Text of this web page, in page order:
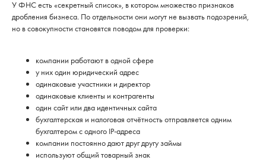
У ФНС есть «секретный список», в котором множество признаков
дробления бизнеса. По отдельности они могут не вызвать подозрений,
но в совокупности становятся поводом для проверки:
компании работают в одной сфере
у них один юридический адрес
одинаковые участники и директор
одинаковые клиенты и контрагенты
один сайт или два идентичных сайта
бухгалтерская и налоговая отчётность отправляется одним
бухгалтером с одного IP-адреса
компании постоянно дают друг другу займы
используют общий товарный знак